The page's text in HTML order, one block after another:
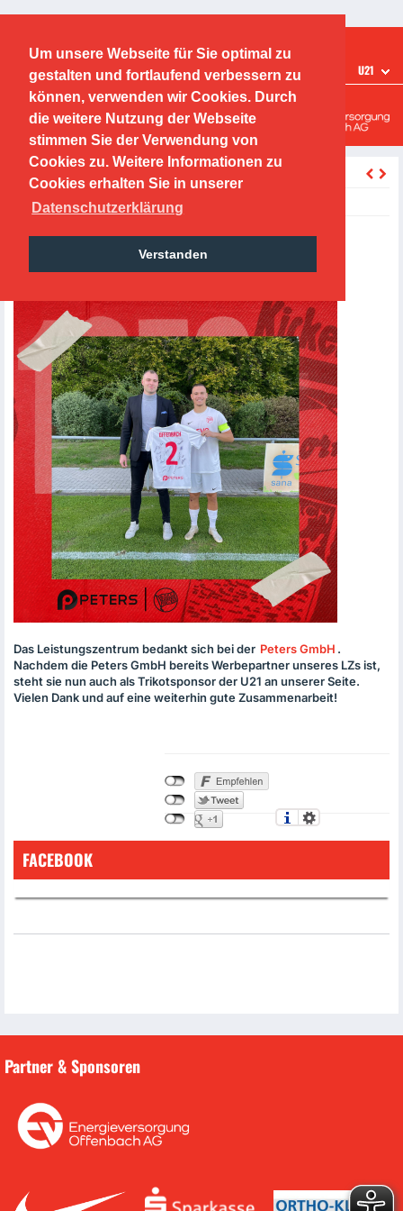
Um unsere Webseite für Sie optimal zu
gestalten und fortlaufend verbessern zu
können, verwenden wir Cookies. Durch
die weitere Nutzung der Webseite
stimmen Sie der Verwendung von
Cookies zu. Weitere Informationen zu
Cookies erhalten Sie in unserer
Datenschutzerklärung
Verstanden
TEAMS U21
Offenbacher Kickers
Leistungszentrum
Die Peters GmbH wird
Trikotsponsor der U21
Das Leistungszentrum bedankt sich bei der Peters GmbH .
Nachdem die Peters GmbH bereits Werbepartner unseres LZs ist,
steht sie nun auch als Trikotsponsor der U21 an unserer Seite.
Vielen Dank und auf eine weiterhin gute Zusammenarbeit!
Friday, 23.09.2022, 16:00 Uhr
FACEBOOK
Partner & Sponsoren